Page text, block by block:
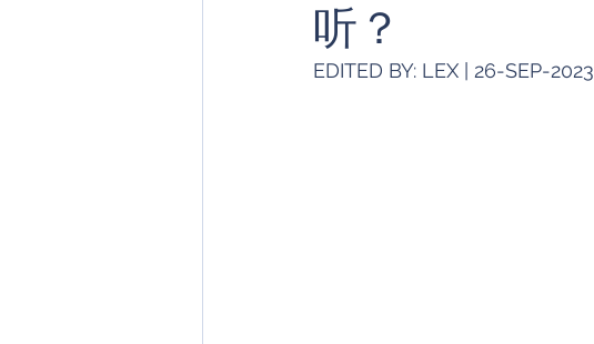
听？
EDITED BY: LEX | 26-SEP-2023